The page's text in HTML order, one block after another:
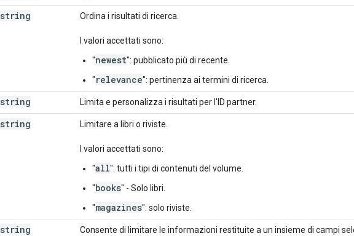
string Ordina i risultati di ricerca.
I valori accettati sono:
"newest": pubblicato più di recente.
"relevance": pertinenza ai termini di ricerca.
string Limita e personalizza i risultati per l'ID partner.
string Limitare a libri o riviste.
I valori accettati sono:
"all": tutti i tipi di contenuti del volume.
"books" - Solo libri.
"magazines": solo riviste.
string Consente di limitare le informazioni restituite a un insieme di campi